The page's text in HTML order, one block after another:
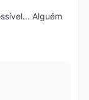
Alguém